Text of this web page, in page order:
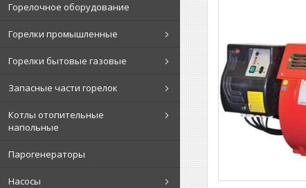
Горелочное оборудование
Горелки промышленные
Горелки бытовые газовые
Запасные части горелок
Котлы отопительные
напольные
Парогенераторы
Насосы